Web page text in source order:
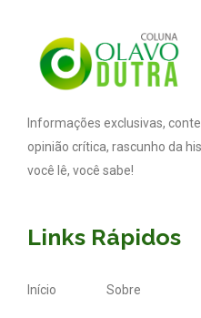
Informações exclusivas,
opinião crítica, rascunho da
você lê, você sabe!
Links Rápidos
Início Sobre